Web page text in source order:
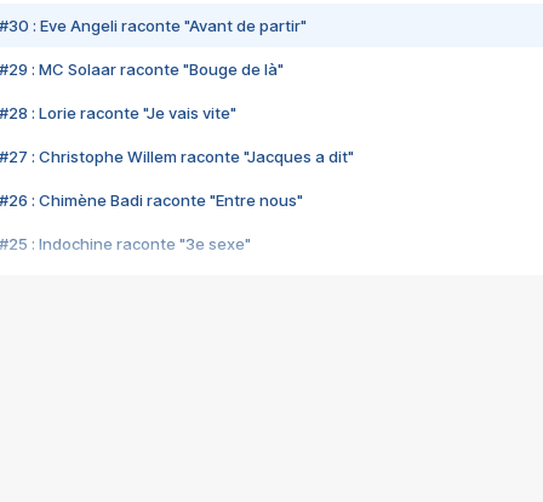
#30 : Eve Angeli raconte "Avant de partir"
#29 : MC Solaar raconte "Bouge de là"
#28 : Lorie raconte "Je vais vite"
#27 : Christophe Willem raconte "Jacques a dit"
#26 : Chimène Badi raconte "Entre nous"
#25 : Indochine raconte "3e sexe"